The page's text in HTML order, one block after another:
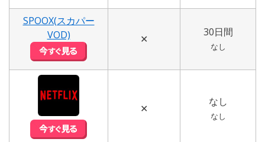
SPOOX(スカパー
VOD)
✕
30日間
なし
✕
なし
なし